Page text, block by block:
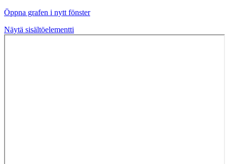
Öppna grafen i nytt fönster
Näytä sisältöelementti